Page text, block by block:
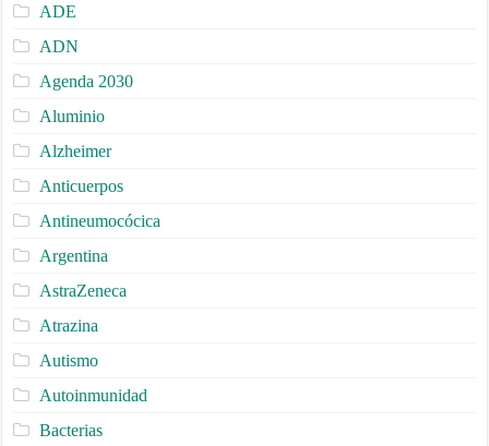
ADE
ADN
Agenda 2030
Aluminio
Alzheimer
Anticuerpos
Antineumocócica
Argentina
AstraZeneca
Atrazina
Autismo
Autoinmunidad
Bacterias